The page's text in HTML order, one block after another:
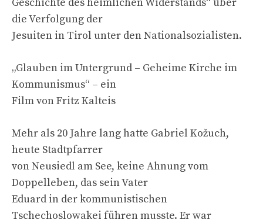
die Verfolgung der
Jesuiten in Tirol unter den Nationalsozialisten.
„Glauben im Untergrund – Geheime Kirche im
Kommunismus“ – ein
Film von Fritz Kalteis
Mehr als 20 Jahre lang hatte Gabriel Kožuch,
heute Stadtpfarrer
von Neusiedl am See, keine Ahnung vom
Doppelleben, das sein Vater
Eduard in der kommunistischen
Tschechoslowakei führen musste. Er war